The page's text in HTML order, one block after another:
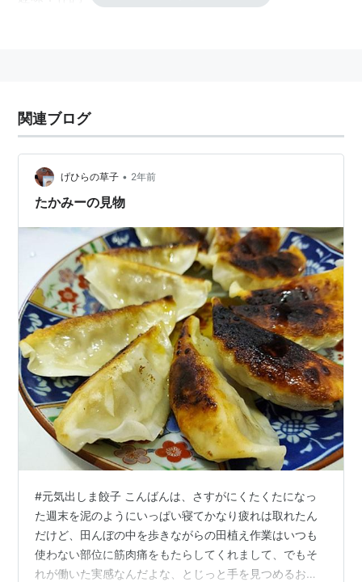
日系ブラジル人の歌手。
最初は演歌歌手だったが、最近はブラジル系の楽曲が多
い。
大鶴義丹と2004年離婚。
関連ブログ
げひらの草子 • 2年前
たかみーの見物
#元気出しま餃子 こんばんは、さすがにくたくたになっ
た週末を泥のようにいっぱい寝てかなり疲れは取れたん
だけど、田んぼの中を歩きながらの田植え作業はいつも
使わない部位に筋肉痛をもたらしてくれまして、でもそ
れが働いた実感なんだよな、とじっと手を見つめるおむ